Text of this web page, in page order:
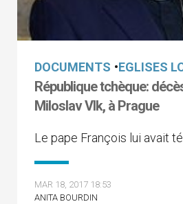
DOCUMENTS •EGLISES
République tchèque:
Miloslav Vlk, à Prague
Le pape François lui avait
MAR 18, 2017 18:53
ANITA BOURDIN